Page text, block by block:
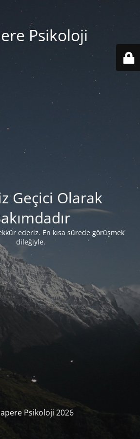
Psikoloji
Geçici Olarak
ederiz. En kısa sürede görüşmek
dileğiyle.
Psikoloji 2026